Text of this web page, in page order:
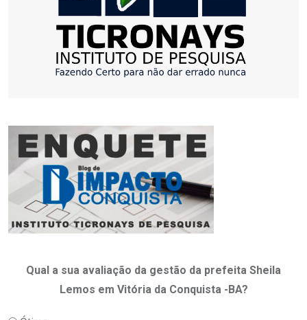
Qual a sua avaliação da gestão da prefeita Sheila
Lemos em Vitória da Conquista -BA?